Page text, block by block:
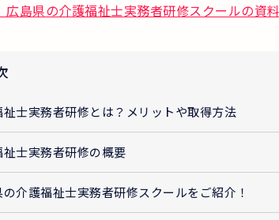
広島県の介護福祉士実務者研修スクールの資
祉士実務者研修とは？メリットや取得方法
祉士実務者研修の概要
介護福祉士実務者研修スクールをご紹介！